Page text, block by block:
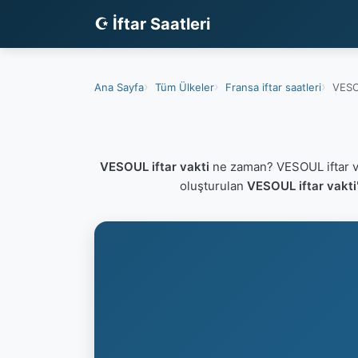
☪ İftar Saatleri
Ana Sayfa Tüm Ülkeler Fransa iftar saatleri
VESOUL iftar vakti ne zaman? VESOUL iftar
oluşturulan VESOUL iftar vakti